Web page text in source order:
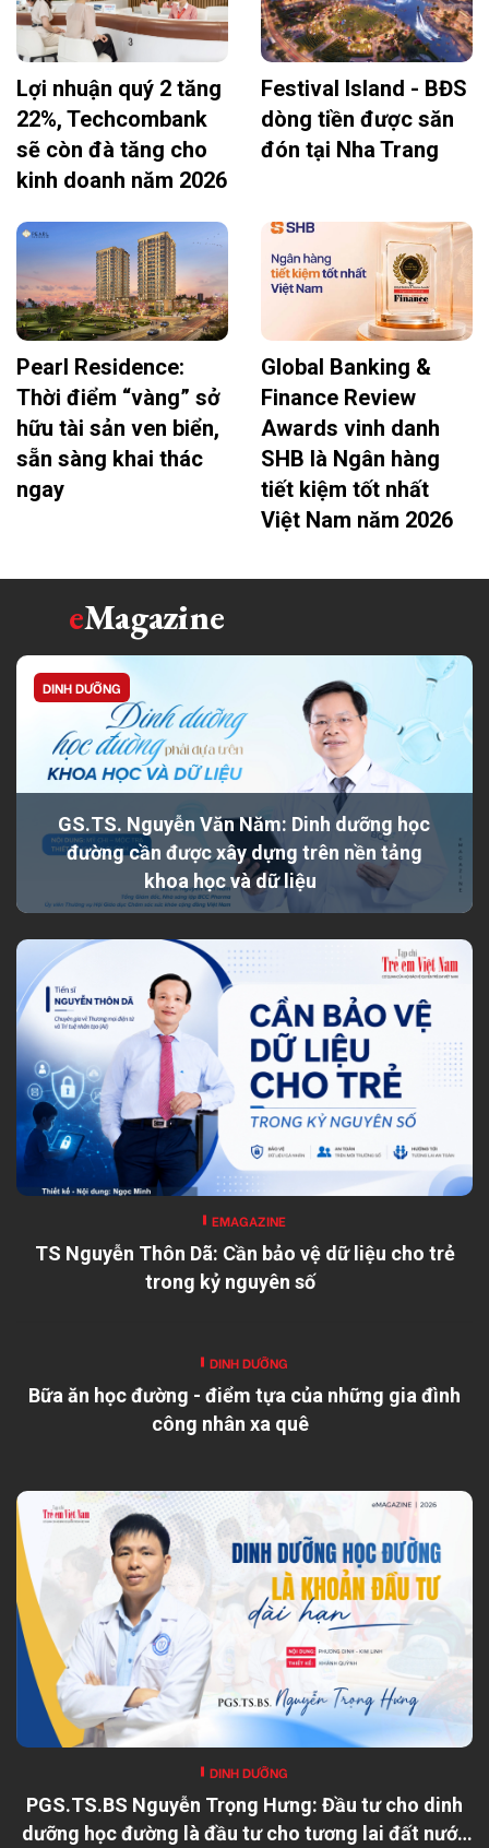
Lợi nhuận quý 2 tăng
22%, Techcombank
sẽ còn đà tăng cho
kinh doanh năm 2026
Festival Island - BĐS
dòng tiền được săn
đón tại Nha Trang
Pearl Residence:
Thời điểm “vàng” sở
hữu tài sản ven biển,
sẵn sàng khai thác
ngay
Global Banking &
Finance Review
Awards vinh danh
SHB là Ngân hàng
tiết kiệm tốt nhất
Việt Nam năm 2026
eMagazine
DINH DƯỠNG
GS.TS. Nguyễn Văn Năm: Dinh dưỡng học
đường cần được xây dựng trên nền tảng
khoa học và dữ liệu
EMAGAZINE
TS Nguyễn Thôn Dã: Cần bảo vệ dữ liệu cho trẻ
trong kỷ nguyên số
DINH DƯỠNG
Bữa ăn học đường - điểm tựa của những gia đình
công nhân xa quê
DINH DƯỠNG
PGS.TS.BS Nguyễn Trọng Hưng: Đầu tư cho dinh
dưỡng học đường là đầu tư cho tương lai đất nước